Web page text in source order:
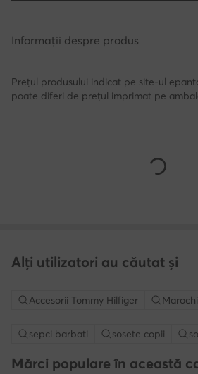
Informații despre produs
Prețul produsului indicat pe site-ul
poate diferi de prețul imprimat pe
Alți utilizatori au căutat și
Accesorii Tommy Hilfiger
sepci barbati sosete copii
Mărci populare în această